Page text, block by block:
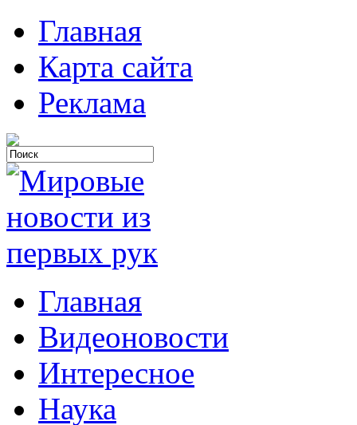
Главная
Карта сайта
Реклама
Главная
Видеоновости
Интересное
Наука